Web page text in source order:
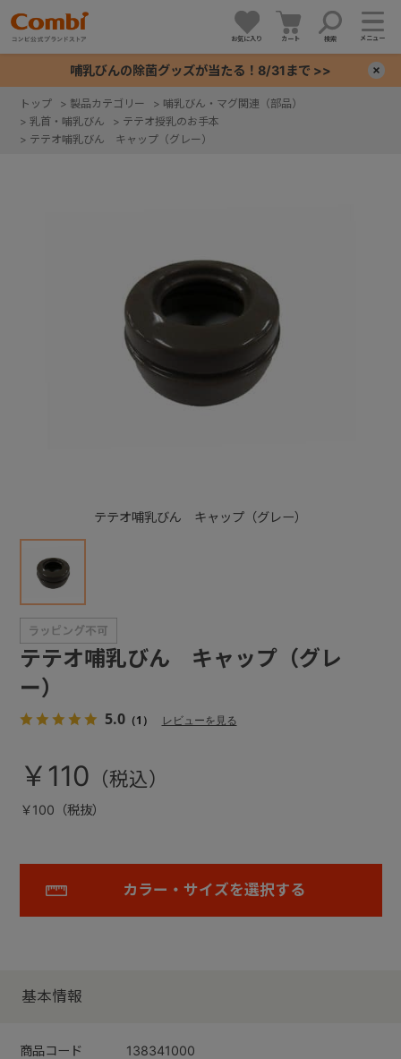
お気に入り カート 検索 メニュー
哺乳びんの除菌グッズが当たる！8/31まで >>
トップ > 製品カテゴリー > 哺乳びん・マグ関連（部品）
> 乳首・哺乳びん > テテオ授乳のお手本
> テテオ哺乳びん キャップ（グレー）
テテオ哺乳びん キャップ（グレー）
テテオ哺乳びん キャップ（グレ
ー）
5.0（1） レビューを見る
￥110
￥100（税抜）
カラー・サイズを選択する
基本情報
商品コード 138341000